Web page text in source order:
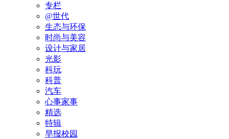
专栏
@世代
生态与环保
时尚与美容
设计与家居
光影
科玩
科普
汽车
心事家事
精选
特辑
早报校园